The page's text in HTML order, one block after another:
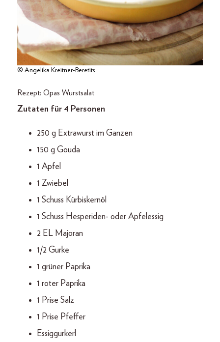
© Angelika Kreitner-Beretits
Rezept: Opas Wurstsalat
Zutaten für 4 Personen
250 g Extrawurst im Ganzen
150 g Gouda
1 Apfel
1 Zwiebel
1 Schuss Kürbiskernöl
1 Schuss Hesperiden- oder Apfelessig
2 EL Majoran
1/2 Gurke
1 grüner Paprika
1 roter Paprika
1 Prise Salz
1 Prise Pfeffer
Essiggurkerl